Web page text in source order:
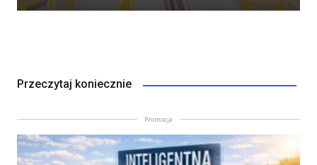
Przeczytaj koniecznie
Promocja